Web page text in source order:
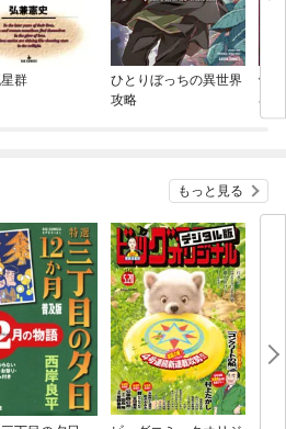
群
ひとりぼっちの異世界
攻略
骸
界
もっと見る